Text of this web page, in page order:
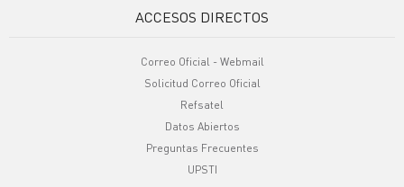
ACCESOS DIRECTOS
Correo Oficial - Webmail
Solicitud Correo Oficial
Refsatel
Datos Abiertos
Preguntas Frecuentes
UPSTI